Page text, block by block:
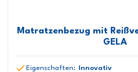
Matratzenbezug mit
GELA
Eigenschaften: Innovativ